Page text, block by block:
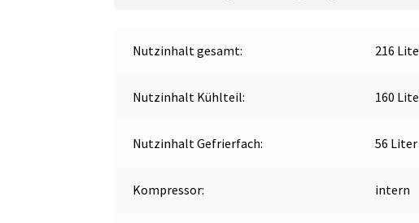
Nutzinhalt gesamt: 216
Nutzinhalt Kühlteil: 160
Nutzinhalt Gefrierfach: 56 Liter
Kompressor: intern